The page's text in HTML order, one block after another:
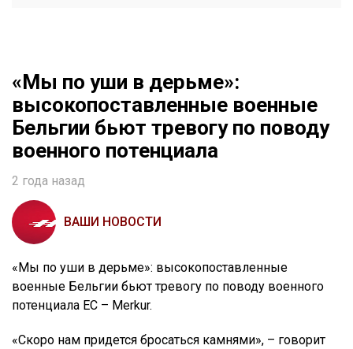
«Мы по уши в дерьме»:
высокопоставленные военные
Бельгии бьют тревогу по поводу
военного потенциала
2 года назад
ВАШИ НОВОСТИ
«Мы по уши в дерьме»: высокопоставленные
военные Бельгии бьют тревогу по поводу военного
потенциала ЕС – Merkur.
«Скоро нам придется бросаться камнями», – говорит